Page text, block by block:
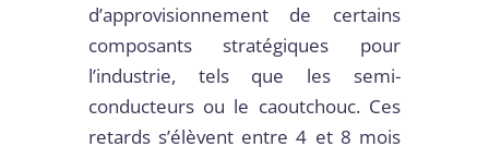
d’approvisionnement de certains
composants stratégiques pour
l’industrie, tels que les semi-
conducteurs ou le caoutchouc. Ces
retards s’élèvent entre 4 et 8 mois